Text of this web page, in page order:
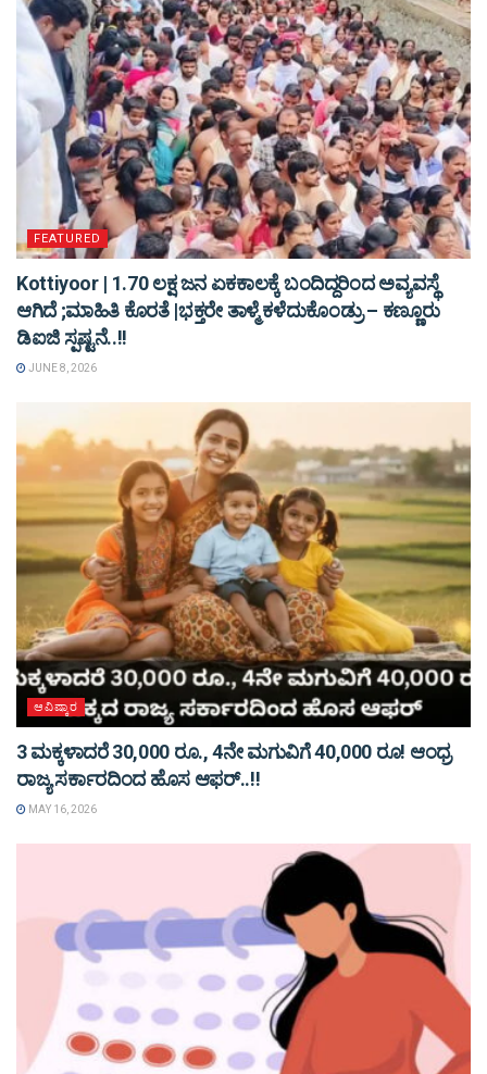
FEATURED
Kottiyoor | 1.70 ಲಕ್ಷ ಜನ ಏಕಕಾಲಕ್ಕೆ ಬಂದಿದ್ದರಿಂದ ಅವ್ಯವಸ್ಥೆ
ಆಗಿದೆ ;ಮಾಹಿತಿ ಕೊರತೆ |ಭಕ್ತರೇ ತಾಳ್ಮೆ ಕಳೆದುಕೊಂಡ್ರು – ಕಣ್ಣೂರು
ಡಿಐಜಿ ಸ್ಪಷ್ಟನೆ..!!
JUNE 8, 2026
ಆವಿಷ್ಕಾರ
3 ಮಕ್ಕಳಾದರೆ 30,000 ರೂ., 4ನೇ ಮಗುವಿಗೆ 40,000 ರೂ! ಆಂಧ್ರ
ರಾಜ್ಯ ಸರ್ಕಾರದಿಂದ ಹೊಸ ಆಫರ್..!!
MAY 16, 2026